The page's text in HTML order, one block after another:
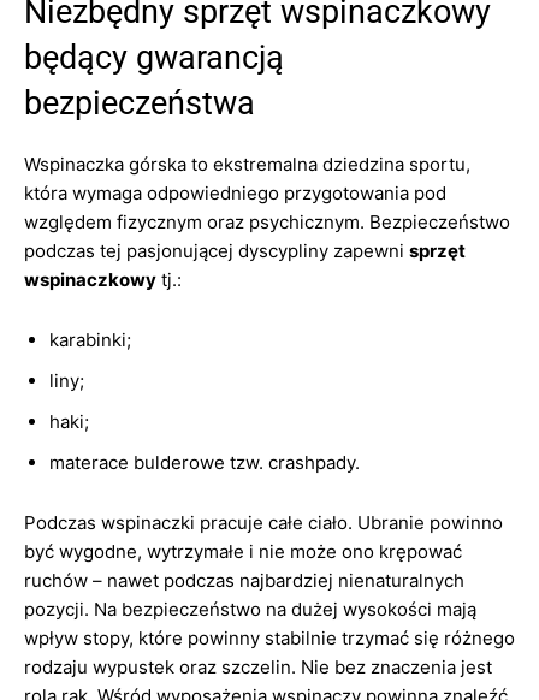
Niezbędny sprzęt wspinaczkowy
będący gwarancją
bezpieczeństwa
Wspinaczka górska to ekstremalna dziedzina sportu,
która wymaga odpowiedniego przygotowania pod
względem fizycznym oraz psychicznym. Bezpieczeństwo
podczas tej pasjonującej dyscypliny zapewni sprzęt
wspinaczkowy tj.:
karabinki;
liny;
haki;
materace bulderowe tzw. crashpady.
Podczas wspinaczki pracuje całe ciało. Ubranie powinno
być wygodne, wytrzymałe i nie może ono krępować
ruchów – nawet podczas najbardziej nienaturalnych
pozycji. Na bezpieczeństwo na dużej wysokości mają
wpływ stopy, które powinny stabilnie trzymać się różnego
rodzaju wypustek oraz szczelin. Nie bez znaczenia jest